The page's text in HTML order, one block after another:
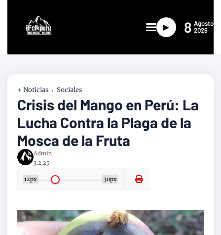
► 8 Agosto
2026
+ Noticias Sociales
Crisis del Mango en Perú: La
Lucha Contra la Plaga de la
Mosca de la Fruta
Admin
3.2.25
12px 30px